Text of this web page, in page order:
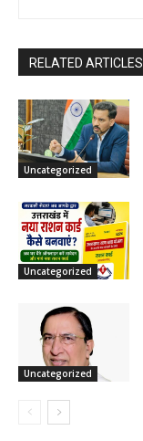
RELATED ARTICLES
Uncategorized
Uncategorized
Uncategorized